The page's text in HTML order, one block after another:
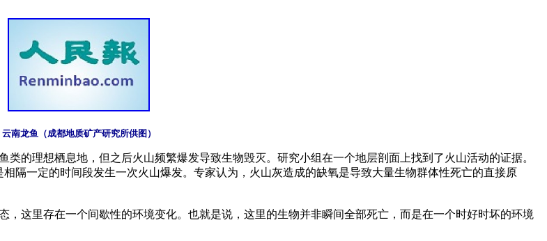
的理想栖息地，但之后火山频繁爆发导致生物毁灭。研究小组在一个地层剖面上找到了火山活动的证据。
隔一定的时间段发生一次火山爆发。专家认为，火山灰造成的缺氧是导致大量生物群体性死亡的直接原
这里存在一个间歇性的环境变化。也就是说，这里的生物并非瞬间全部死亡，而是在一个时好时坏的环境